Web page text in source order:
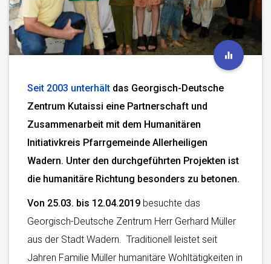
Seit 2003 unterhält das Georgisch-Deutsche
Zentrum Kutaissi eine Partnerschaft und
Zusammenarbeit mit dem Humanitären
Initiativkreis Pfarrgemeinde Allerheiligen
Wadern. Unter den durchgeführten Projekten ist
die humanitäre Richtung besonders zu betonen.
Von 25.03. bis 12.04.2019 besuchte das
Georgisch-Deutsche Zentrum Herr Gerhard Müller
aus der Stadt Wadern. Traditionell leistet seit
Jahren Familie Müller humanitäre Wohltätigkeiten in